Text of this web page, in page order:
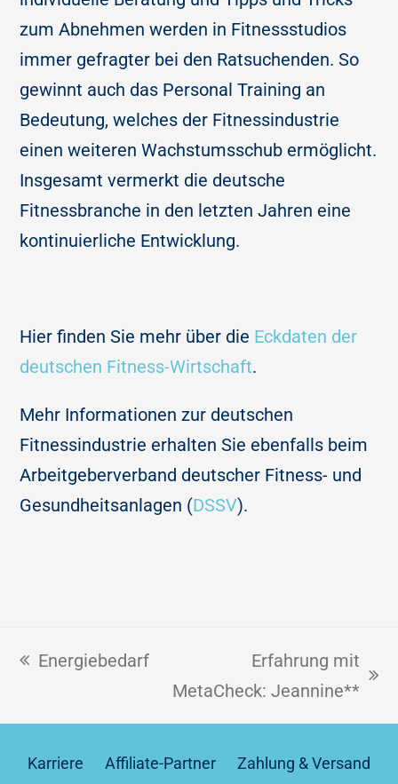
zum Abnehmen werden in Fitnessstudios
immer gefragter bei den Ratsuchenden. So
gewinnt auch das Personal Training an
Bedeutung, welches der Fitnessindustrie
einen weiteren Wachstumsschub ermöglicht.
Insgesamt vermerkt die deutsche
Fitnessbranche in den letzten Jahren eine
kontinuierliche Entwicklung.
Hier finden Sie mehr über die Eckdaten der
deutschen Fitness-Wirtschaft.
Mehr Informationen zur deutschen
Fitnessindustrie erhalten Sie ebenfalls beim
Arbeitgeberverband deutscher Fitness- und
Gesundheitsanlagen (DSSV).
Energiebedarf
Erfahrung mit
MetaCheck: Jeannine**
Karriere Affiliate-Partner
Zahlung & Versand